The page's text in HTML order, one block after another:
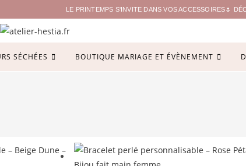
LE PRINTEMPS S'INVITE DANS VOS ACCESSOIRES🌷
SÉCHÉES BOUTIQUE MARIAGE ET ÉVÈNEMENT